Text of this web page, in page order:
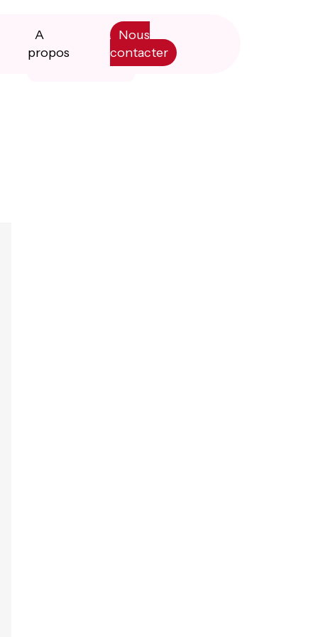
A
propos
Nous
contacter